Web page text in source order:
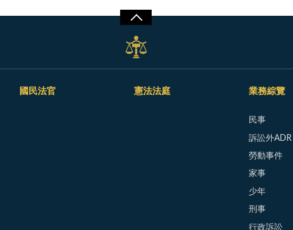
國民法官 憲法法庭 業務綜覽
民事
訴訟外ADR
勞動事件
家事
少年
刑事
行政訴訟